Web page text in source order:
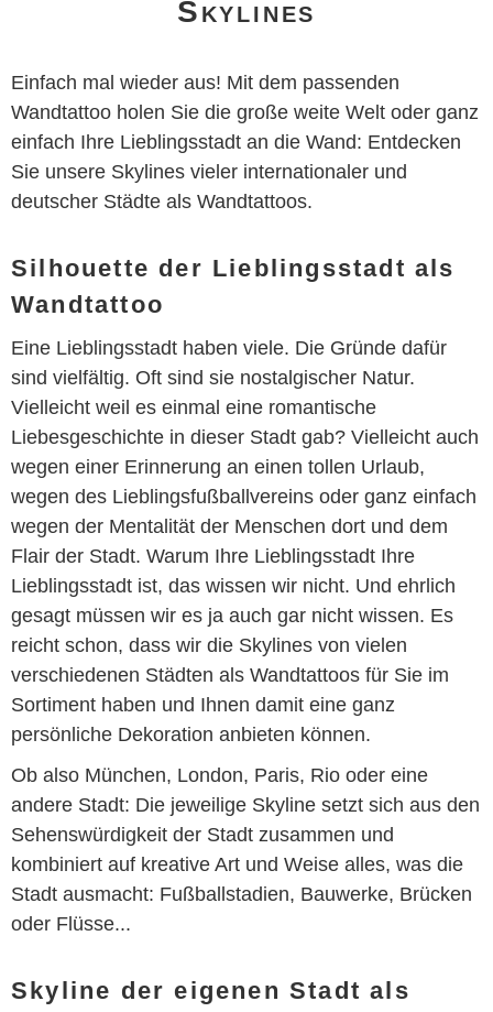
Skylines
Einfach mal wieder aus! Mit dem passenden
Wandtattoo holen Sie die große weite Welt oder ganz
einfach Ihre Lieblingsstadt an die Wand: Entdecken
Sie unsere Skylines vieler internationaler und
deutscher Städte als Wandtattoos.
Silhouette der Lieblingsstadt als
Wandtattoo
Eine Lieblingsstadt haben viele. Die Gründe dafür
sind vielfältig. Oft sind sie nostalgischer Natur.
Vielleicht weil es einmal eine romantische
Liebesgeschichte in dieser Stadt gab? Vielleicht auch
wegen einer Erinnerung an einen tollen Urlaub,
wegen des Lieblingsfußballvereins oder ganz einfach
wegen der Mentalität der Menschen dort und dem
Flair der Stadt. Warum Ihre Lieblingsstadt Ihre
Lieblingsstadt ist, das wissen wir nicht. Und ehrlich
gesagt müssen wir es ja auch gar nicht wissen. Es
reicht schon, dass wir die Skylines von vielen
verschiedenen Städten als Wandtattoos für Sie im
Sortiment haben und Ihnen damit eine ganz
persönliche Dekoration anbieten können.
Ob also München, London, Paris, Rio oder eine
andere Stadt: Die jeweilige Skyline setzt sich aus den
Sehenswürdigkeit der Stadt zusammen und
kombiniert auf kreative Art und Weise alles, was die
Stadt ausmacht: Fußballstadien, Bauwerke, Brücken
oder Flüsse...
Skyline der eigenen Stadt als